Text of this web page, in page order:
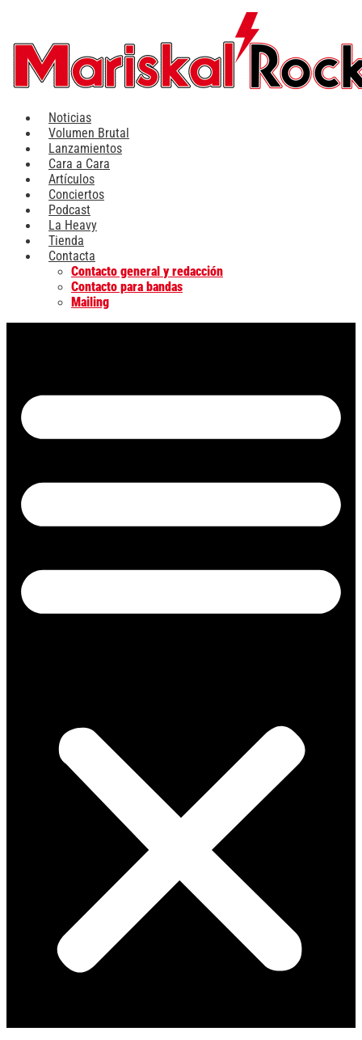
contenido
Noticias
Volumen Brutal
Lanzamientos
Cara a Cara
Artículos
Conciertos
Podcast
La Heavy
Tienda
Contacta
Contacto general y redacción
Contacto para bandas
Mailing